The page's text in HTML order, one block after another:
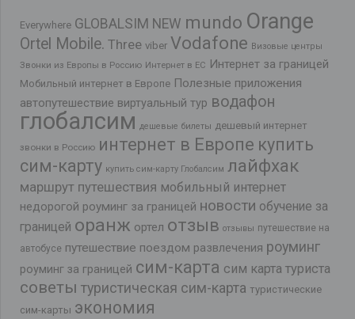
Everywhere GLOBALSIM NEW mundo Orange
Ortel Mobile. Three viber Vodafone Визовые центры
Звонки из Европы в Россию Интернет в ЕС Интернет за границей
Мобильный интернет в Европе Полезные приложения
автопутешествие виртуальный тур водафон
глобалсим дешевые билеты дешевый интернет
звонки в Россию интернет в Европе купить
сим-карту купить сим-карту Глобалсим лайфхак
маршрут путешествия мобильный интернет
недорогой роуминг за границей новости обучение за
границей оранж ортел отзыв отзывы путешествие на
автобусе путешествие поездом развлечения роуминг
роуминг за границей сим-карта сим карта туриста
советы туристическая сим-карта туристические
сим-карты экономия